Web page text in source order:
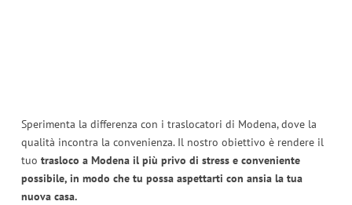
Sperimenta la differenza con i traslocatori di Modena, dove la
qualità incontra la convenienza. Il nostro obiettivo è rendere il
tuo trasloco a Modena il più privo di stress e conveniente
possibile, in modo che tu possa aspettarti con ansia la tua
nuova casa.